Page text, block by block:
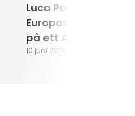
Luca Parmitano blir
Europas första
på ett
10 juni 2026